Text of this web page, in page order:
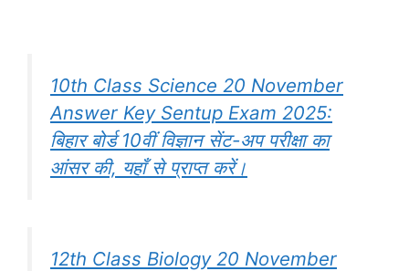
10th Class Science 20 November
Answer Key Sentup Exam 2025:
बिहार बोर्ड 10वीं विज्ञान सेंट-अप परीक्षा का
आंसर की, यहाँ से प्राप्त करें।
12th Class Biology 20 November